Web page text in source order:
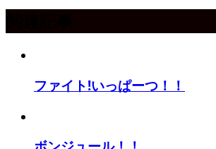
ファイト!いっぱーつ！！